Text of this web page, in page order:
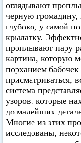
оглядывают
черную
глубоко, у самой
крылатку.
проплывают пару
картина, которую
порханием
присматриваться,
система
узоров, которые
до малейших
Многие из этих
исследованы,